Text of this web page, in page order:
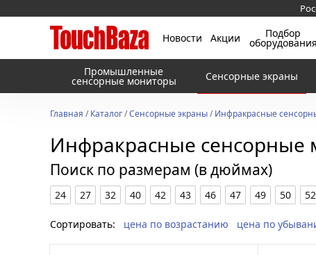
Новости Акции Подбор
оборудования
Промышленные
сенсорные мониторы Сенсорные экраны
Главная /Каталог/Сенсорные экраны/Инфракрасные
Инфракрасные сенсорные
Поиск по размерам (в дюймах)
24 27 32 40 42 43 46 47 49 50 52
Сортировать: цена по возрастанию цена по